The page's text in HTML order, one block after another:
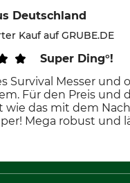
Deutschland
Kauf auf GRUBE.DE
Super Ding°!
Survival Messer und
Für den Preis und
wie das mit dem
Mega robust und